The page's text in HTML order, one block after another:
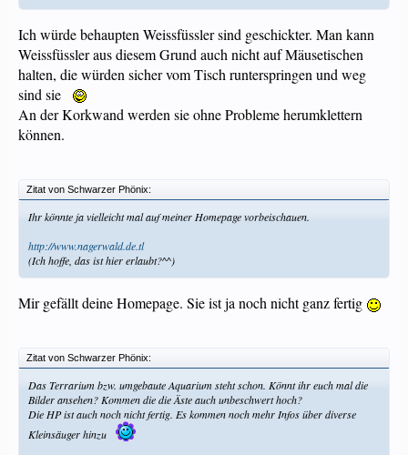
Ich würde behaupten Weissfüssler sind geschickter. Man kann
Weissfüssler aus diesem Grund auch nicht auf Mäusetischen
halten, die würden sicher vom Tisch runterspringen und weg
sind sie
An der Korkwand werden sie ohne Probleme herumklettern
können.
Zitat von Schwarzer Phönix:
Ihr könnte ja vielleicht mal auf meiner Homepage vorbeischauen.
http://www.nagerwald.de.tl
(Ich hoffe, das ist hier erlaubt?^^)
Mir gefällt deine Homepage. Sie ist ja noch nicht ganz fertig
Zitat von Schwarzer Phönix:
Das Terrarium bzw. umgebaute Aquarium steht schon. Könnt ihr euch mal die
Bilder ansehen? Kommen die die Äste auch unbeschwert hoch?
Die HP ist auch noch nicht fertig. Es kommen noch mehr Infos über diverse
Kleinsäuger hinzu